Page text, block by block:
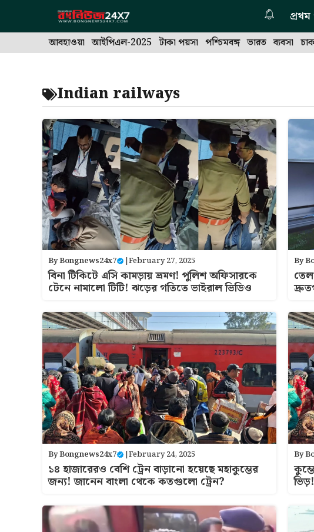
প্রথম
আবহাওয়া আইপিএল-2025 টাকা পয়সা পশ্চিমবঙ্গ ভারত ব্যবসা
Indian railways
ByBongnews24x7 |February 27, 2025
বিনা টিকিটে এসি কামড়ায় ভ্রমণ! পুলিশ অফিসারকে
টেনে নামালো টিটি! ঝড়ের গতিতে ভাইরাল ভিডিও
By
ByBongnews24x7 |February 24, 2025
১৪ হাজারের‌ও বেশি ট্রেন বাড়ানো হয়েছে মহাকুম্ভের
জন্য! জানেন বাংলা থেকে কতগুলো ট্রেন?
By